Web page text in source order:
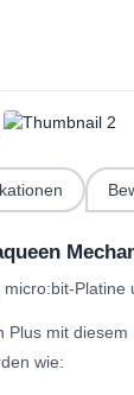
Plus mit
wie: